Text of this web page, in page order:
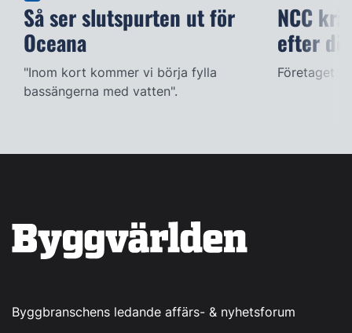
Så ser slutspurten ut för
Oceana
"Inom kort kommer vi börja fylla
bassängerna med vatten".
NCC
efter
Företaget
Byggbranschens ledande affärs- & nyhetsforum